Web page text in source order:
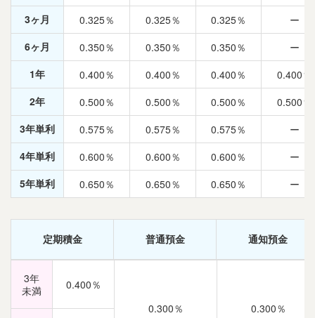
3ヶ月
0.325％ 0.325％ 0.325％
ー
6ヶ月
0.350％ 0.350％ 0.350％
ー
1年
0.400％ 0.400％ 0.400％
0.400％
2年
0.500％ 0.500％ 0.500％
0.500％
3年単利
0.575％ 0.575％ 0.575％
ー
4年単利
0.600％ 0.600％ 0.600％
ー
5年単利
0.650％ 0.650％ 0.650％ ー
定期積金 普通預金 通知預金
3年
未満
0.400％
0.300％
0.300％